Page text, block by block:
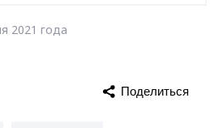
2021 года
Поделиться